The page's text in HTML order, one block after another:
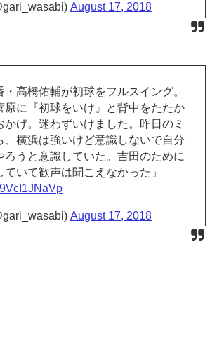
August 17, 2018
高橋佑輔が初球をフルスイング。
原に『初球をいけ』と背中をたたか
かげ。迷わずいけました。昨日のミ
、横浜は強いけど意識しないで自分
ろうと意識していた。吉田のために
いて歓声は聞こえなかった」
August 17, 2018